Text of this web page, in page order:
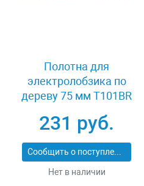
Полотна для
электролобзика по
дереву 75 мм T101BR
2,5
231 руб.
Сообщить о поступлении
Нет в наличии